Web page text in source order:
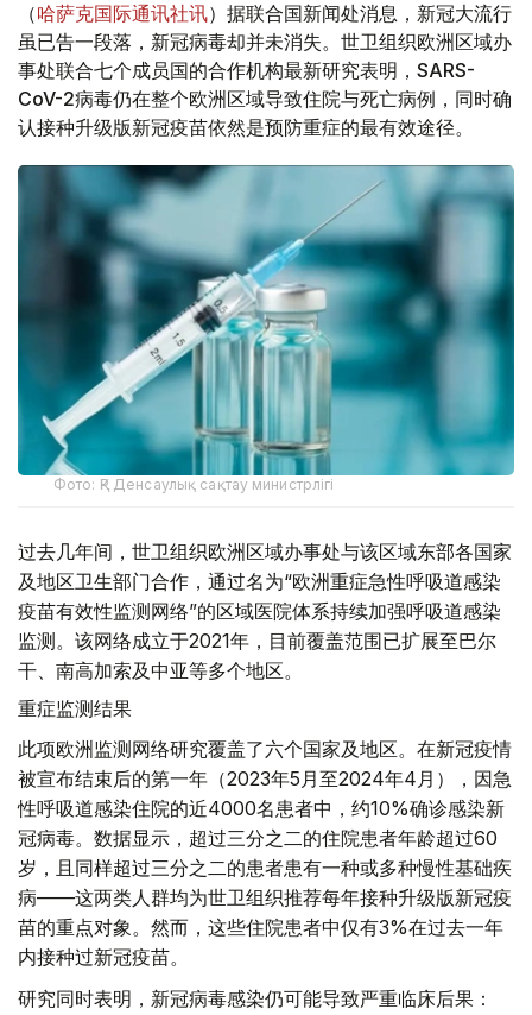
（哈萨克国际通讯社讯）据联合国新闻处消息，新冠大流行
虽已告一段落，新冠病毒却并未消失。世卫组织欧洲区域办
事处联合七个成员国的合作机构最新研究表明，SARS-
CoV-2病毒仍在整个欧洲区域导致住院与死亡病例，同时确
认接种升级版新冠疫苗依然是预防重症的最有效途径。
Фото: ҚР Денсаулық сақтау министрлігі
过去几年间，世卫组织欧洲区域办事处与该区域东部各国家
及地区卫生部门合作，通过名为“欧洲重症急性呼吸道感染
疫苗有效性监测网络”的区域医院体系持续加强呼吸道感染
监测。该网络成立于2021年，目前覆盖范围已扩展至巴尔
干、南高加索及中亚等多个地区。
重症监测结果
此项欧洲监测网络研究覆盖了六个国家及地区。在新冠疫情
被宣布结束后的第一年（2023年5月至2024年4月），因急
性呼吸道感染住院的近4000名患者中，约10%确诊感染新
冠病毒。数据显示，超过三分之二的住院患者年龄超过60
岁，且同样超过三分之二的患者患有一种或多种慢性基础疾
病——这两类人群均为世卫组织推荐每年接种升级版新冠疫
苗的重点对象。然而，这些住院患者中仅有3%在过去一年
内接种过新冠疫苗。
研究同时表明，新冠病毒感染仍可能导致严重临床后果：